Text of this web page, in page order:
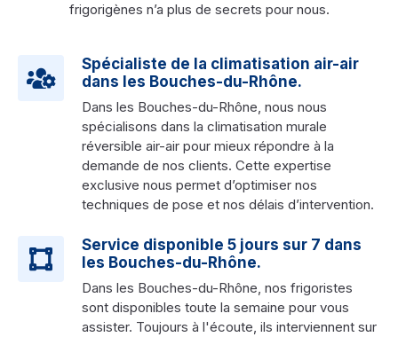
frigorigènes n’a plus de secrets pour nous.
Spécialiste de la climatisation air-air
dans les Bouches-du-Rhône.
Dans les Bouches-du-Rhône, nous nous
spécialisons dans la climatisation murale
réversible air-air pour mieux répondre à la
demande de nos clients. Cette expertise
exclusive nous permet d’optimiser nos
techniques de pose et nos délais d’intervention.
Service disponible 5 jours sur 7 dans
les Bouches-du-Rhône.
Dans les Bouches-du-Rhône, nos frigoristes
sont disponibles toute la semaine pour vous
assister. Toujours à l'écoute, ils interviennent sur